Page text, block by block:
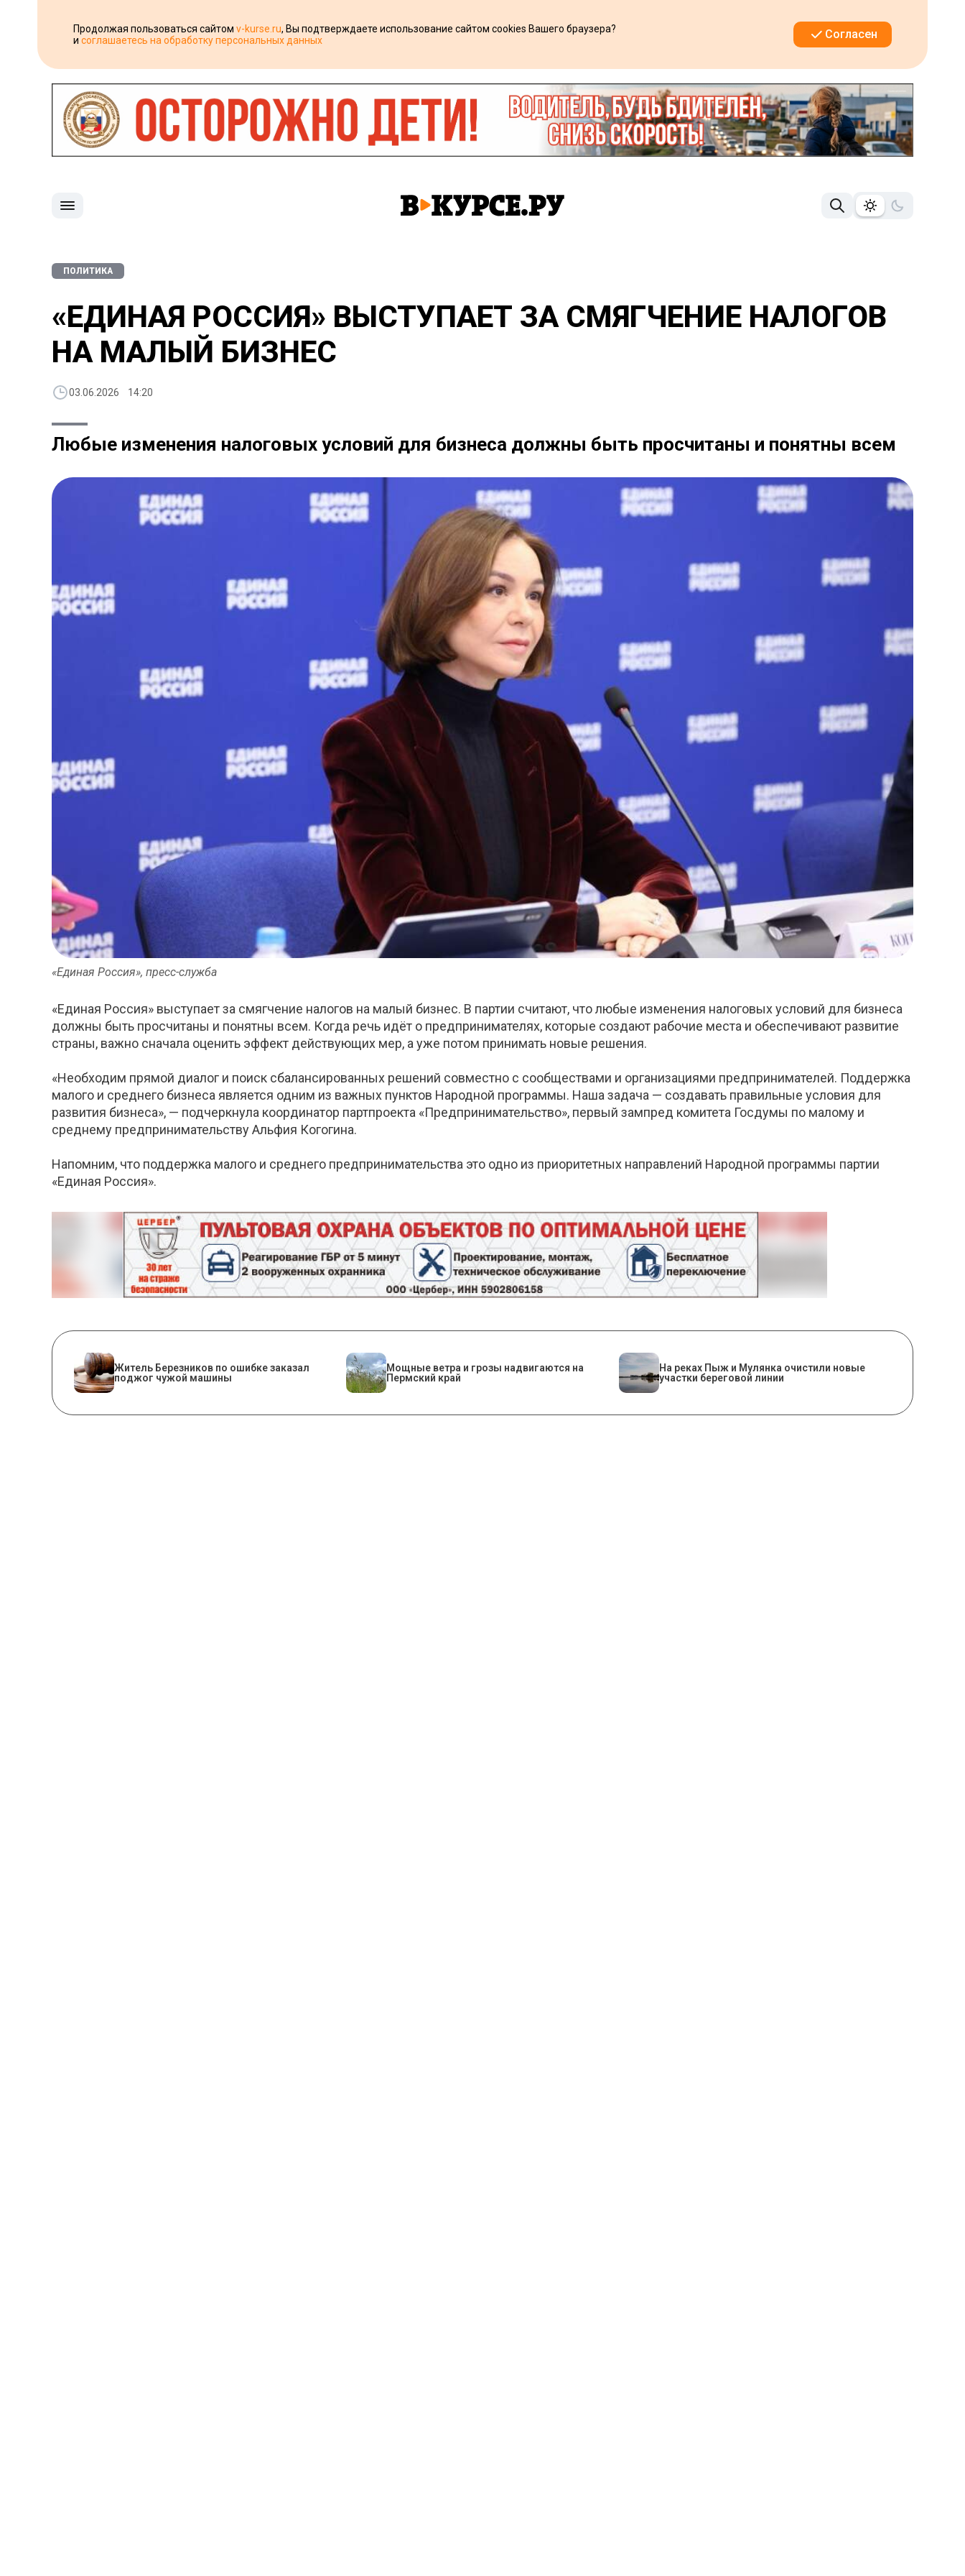
Продолжая пользоваться сайтом v-kurse.ru, Вы подтверждаете использование сайтом cookies Вашего браузера?
и соглашаетесь на обработку персональных данных Согласен
ПОЛИТИКА
«ЕДИНАЯ РОССИЯ» ВЫСТУПАЕТ ЗА СМЯГЧЕНИЕ НАЛОГОВ
НА МАЛЫЙ БИЗНЕС
03.06.2026 14:20
Любые изменения налоговых условий для бизнеса должны быть просчитаны и понятны всем
​«Единая Россия», пресс-служба
«Единая Россия» выступает за смягчение налогов на малый бизнес. В партии считают, что любые изменения налоговых условий для бизнеса
должны быть просчитаны и понятны всем. Когда речь идёт о предпринимателях, которые создают рабочие места и обеспечивают развитие
страны, важно сначала оценить эффект действующих мер, а уже потом принимать новые решения.
«Необходим прямой диалог и поиск сбалансированных решений совместно с сообществами и организациями предпринимателей. Поддержка
малого и среднего бизнеса является одним из важных пунктов Народной программы. Наша задача — создавать правильные условия для
развития бизнеса», — подчеркнула координатор партпроекта «Предпринимательство», первый зампред комитета Госдумы по малому и
среднему предпринимательству Альфия Когогина.
Напомним, что поддержка малого и среднего предпринимательства это одно из приоритетных направлений Народной программы партии
«Единая Россия».
Житель Березников по ошибке заказал
поджог чужой машины
Мощные ветра и грозы надвигаются на
Пермский край
На реках Пыж и Мулянка очистили новые
участки береговой линии